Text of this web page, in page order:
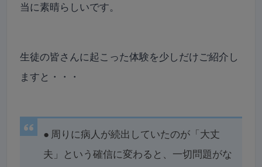
当に素晴らしいです。
生徒の皆さんに起こった体験を少しだけご紹介し
ますと・・・
● 周りに病人が続出していたのが「大丈
夫」という確信に変わると、一切問題がな